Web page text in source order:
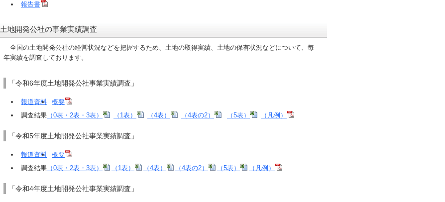
報告書
土地開発公社の事業実績調査
全国の土地開発公社の経営状況などを把握するため、土地の取得実績、土地の保有状況などについて、毎
年実績を調査しております。
「令和6年度土地開発公社事業実績調査」
報道資料
概要
調査結果 （0表・2表・3表） （1表） （4表） （4表の2） （5表） （凡例）
「令和5年度土地開発公社事業実績調査」
報道資料
概要
調査結果 （0表・2表・3表） （1表） （4表） （4表の2） （5表） （凡例）
「令和4年度土地開発公社事業実績調査」